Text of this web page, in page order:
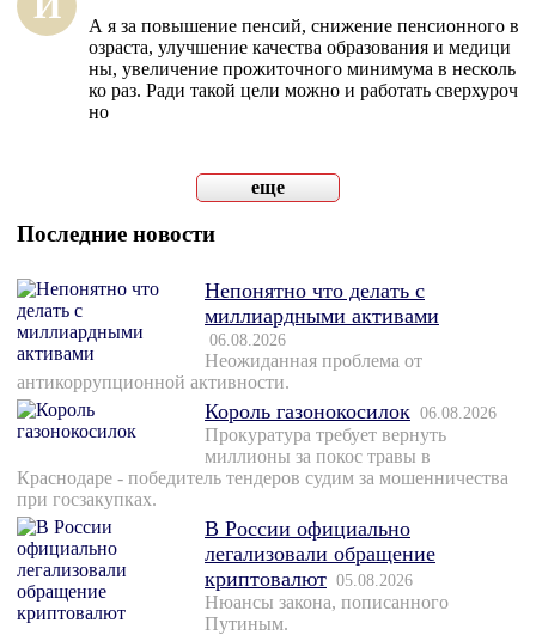
А я за повышение пенсий, снижение пенсионного в
озраста, улучшение качества образования и медици
ны, увеличение прожиточного минимума в несколь
ко раз. Ради такой цели можно и работать сверхуроч
но
еще
Последние новости
Непонятно что делать с
миллиардными активами
06.08.2026
Неожиданная проблема от
антикоррупционной активности.
Король газонокосилок 06.08.2026
Прокуратура требует вернуть
миллионы за покос травы в
Краснодаре - победитель тендеров судим за мошенничества
при госзакупках.
В России официально
легализовали обращение
криптовалют 05.08.2026
Нюансы закона, пописанного
Путиным.